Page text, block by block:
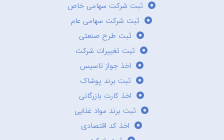
ثبت شرکت سهامی خاص
ثبت شرکت سهامی عام
ثبت طرح صنعتی
ثبت تغییرات شرکت
اخذ جواز تاسیس
ثبت برند پوشاک
اخذ کارت بازرگانی
ثبت برند مواد غذایی
اخذ کد اقتصادی